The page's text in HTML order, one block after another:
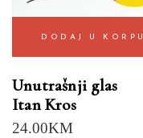
DODAJ U KORPU
Unutrašnji glas
Itan Kros
24.00KM